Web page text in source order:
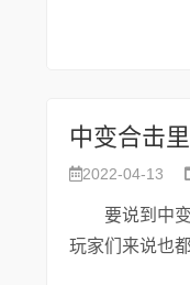
中变合击
2022-04-13
要说到中变
玩家们来说也